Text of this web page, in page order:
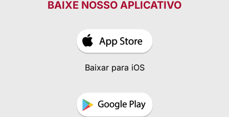
BAIXE NOSSO APLICATIVO
Baixar para iOS